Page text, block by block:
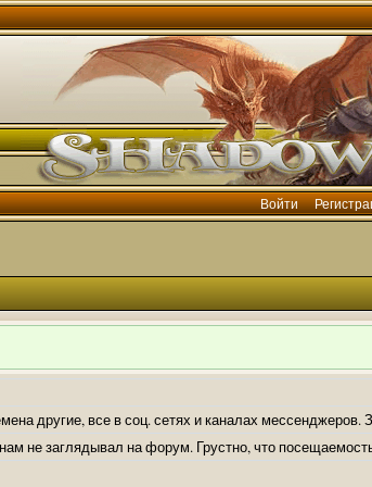
Войти
другие, все в соц. сетях и каналах
не заглядывал на форум. Грустно, что